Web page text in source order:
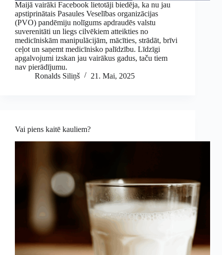
Maijā vairāki Facebook lietotāji biedēja, ka nu jau
apstiprinātais Pasaules Veselības organizācijas
(PVO) pandēmiju nolīgums apdraudēs valstu
suverenitāti un liegs cilvēkiem atteikties no
medicīniskām manipulācijām, mācīties, strādāt, brīvi
ceļot un saņemt medicīnisko palīdzību. Līdzīgi
apgalvojumi izskan jau vairākus gadus, taču tiem
nav pierādījumu.
Ronalds Siliņš
21. Mai, 2025
Vai piens kaitē kauliem?